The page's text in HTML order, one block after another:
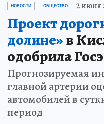
НОВОСТИ ОБЩЕСТВО 2 июня
Проект
долине»в
одобрила
Прогнозируемая
главной артерии
автомобилей в
период